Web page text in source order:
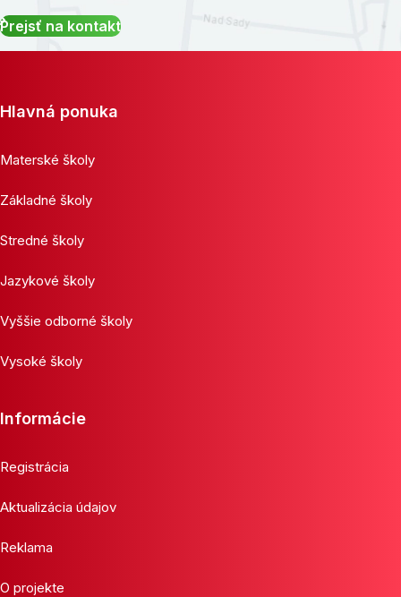
Prejsť na kontakt
Hlavná ponuka
Materské školy
Základné školy
Stredné školy
Jazykové školy
Vyššie odborné školy
Vysoké školy
Informácie
Registrácia
Aktualizácia údajov
Reklama
O projekte